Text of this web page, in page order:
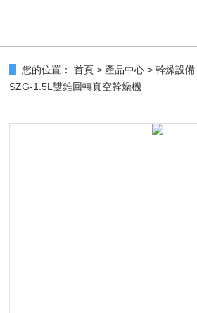
您的位置： 首頁 > 產品中心 >幹燥設備
SZG-1.5L雙錐回轉真空幹燥機